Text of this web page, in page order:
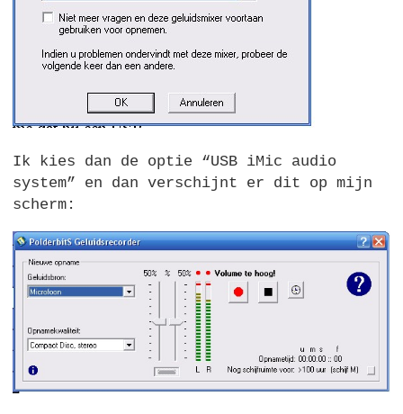
Ik kies dan de optie “USB iMic audio
system” en dan verschijnt er dit op mijn
scherm: